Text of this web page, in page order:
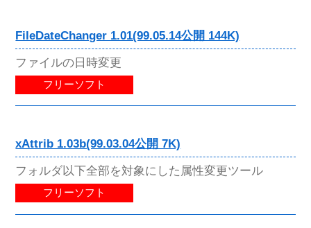
FileDateChanger 1.01(99.05.14公開 144K)
ファイルの日時変更
フリーソフト
xAttrib 1.03b(99.03.04公開 7K)
フォルダ以下全部を対象にした属性変更ツール
フリーソフト